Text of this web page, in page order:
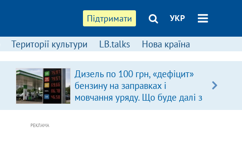
Підтримати УКР
Території культури LB.talks Нова країна
Дизель по 100 грн, «дефіцит»
бензину на заправках і
мовчання уряду. Що буде далі з
цінами на пальне?
РЕКЛАМА